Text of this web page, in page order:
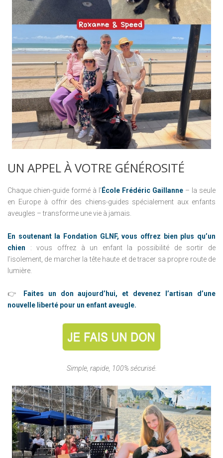
UN APPELÀVOTRE GÉNÉROSITÉ
Chaque chien-guide formé à l’ École Frédéric Gaillanne – la seule
en Europe à offrir des chiens-guides spécialement aux enfants
aveugles – transforme une vie à jamais.
En soutenant la Fondation GLNF, vous offrez bien plus qu’un
chien : vous offrez à un enfant la possibilité de sortir de
l’isolement, de marcher la tête haute et de tracer sa propre route de
lumière.
👉
Faites un don aujourd’hui, et devenez l’artisan d’une
nouvelle liberté pour un enfant aveugle.
Simple, rapide, 100% sécurisé.